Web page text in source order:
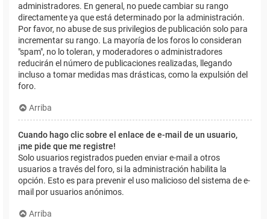
administradores. En general, no puede cambiar su rango
directamente ya que está determinado por la administración.
Por favor, no abuse de sus privilegios de publicación solo para
incrementar su rango. La mayoría de los foros lo consideran
"spam", no lo toleran, y moderadores o administradores
reducirán el número de publicaciones realizadas, llegando
incluso a tomar medidas mas drásticas, como la expulsión del
foro.
Arriba
Cuando hago clic sobre el enlace de e-mail de un usuario,
¡me pide que me registre!
Solo usuarios registrados pueden enviar e-mail a otros
usuarios a través del foro, si la administración habilita la
opción. Esto es para prevenir el uso malicioso del sistema de e-
mail por usuarios anónimos.
Arriba